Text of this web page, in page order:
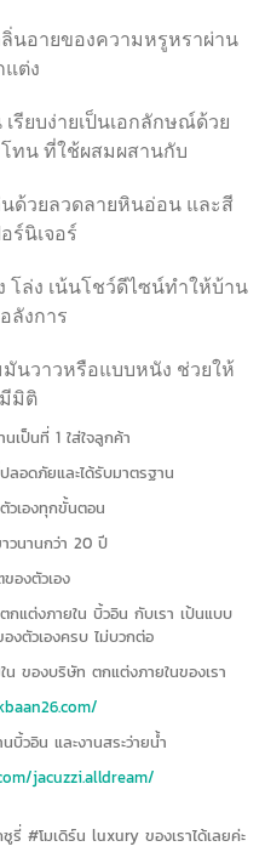
นอายของความหรูหราผ่าน
แต่ง
รียบง่ายเป็นเอกลักษณ์ด้วย
ทน ที่ใช้ผสมผสานกับ
ด้วยลวดลายหินอ่อน และสี
ร์นิเจอร์
ล่ง เน้นโชว์ดีไซน์ทำให้บ้าน
ลังการ
นวาวหรือแบบหนัง ช่วยให้
มิติ
เป็นที่ 1 ใส่ใจลูกค้า
อดภัยและได้รับมาตรฐาน
วเองทุกขั้นตอน
วนานกว่า 20 ปี
องตัวเอง
กแต่งภายใน บิ้วอิน กับเรา เป้นแบบ
งตัวเองครบ ไม่บวกต่อ
น ของบริษัท ตกแต่งภายในของเรา
วอิน และงานสระว่ายน้ำ
jacuzzi.alldream/
รี่ #โมเดิร์น luxury ของเราได้เลยค่ะ